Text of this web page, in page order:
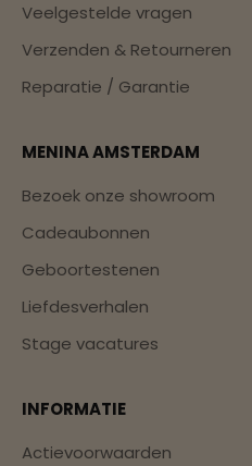
Veelgestelde vragen
Verzenden & Retourneren
Reparatie / Garantie
MENINA AMSTERDAM
Bezoek onze showroom
Cadeaubonnen
Geboortestenen
Liefdesverhalen
Stage vacatures
INFORMATIE
Actievoorwaarden